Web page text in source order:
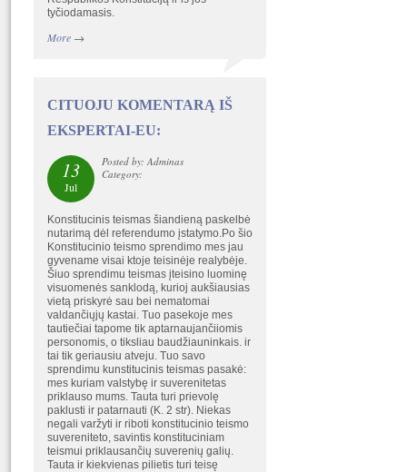
tyčiodamasis.
More→
CITUOJU KOMENTARĄ IŠ
EKSPERTAI-EU:
13
Jul
Posted by: Adminas
Category:
Konstitucinis teismas šiandieną paskelbė
nutarimą dėl referendumo įstatymo.Po šio
Konstitucinio teismo sprendimo mes jau
gyvename visai ktoje teisinėje realybėje.
Šiuo sprendimu teismas įteisino luominę
visuomenės sanklodą, kurioj aukšiausias
vietą priskyrė sau bei nematomai
valdančiųjų kastai. Tuo pasekoje mes
tautiečiai tapome tik aptarnaujančiiomis
personomis, o tiksliau baudžiauninkais. ir
tai tik geriausiu atveju. Tuo savo
sprendimu kunstitucinis teismas pasakė:
mes kuriam valstybę ir suverenitetas
priklauso mums. Tauta turi prievolę
paklusti ir patarnauti (K. 2 str). Niekas
negali varžyti ir riboti konstitucinio teismo
suvereniteto, savintis konstituciniam
teismui priklausančių suverenių galių.
Tauta ir kiekvienas pilietis turi teisę